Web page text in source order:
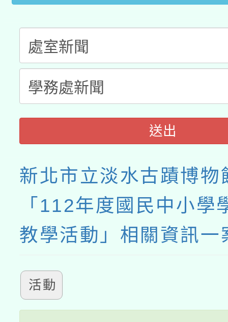
送出
新北市立淡水古蹟博物
「112年度國民中小學
教學活動」相關資訊一
活動